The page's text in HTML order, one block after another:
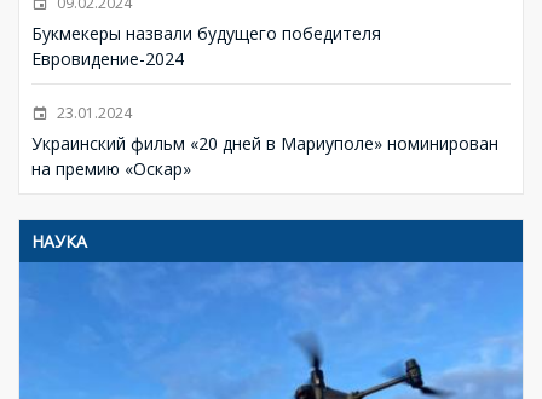
Букмекеры назвали будущего победителя
Евровидение-2024
23.01.2024
Украинский фильм «20 дней в Мариуполе» номинирован
на премию «Оскар»
НАУКА